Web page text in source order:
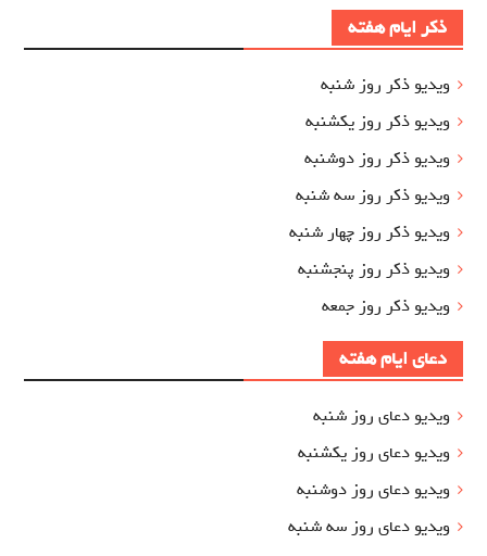
ذکر ایام هفته
ویدیو ذکر روز شنبه
ویدیو ذکر روز یکشنبه
ویدیو ذکر روز دوشنبه
ویدیو ذکر روز سه شنبه
ویدیو ذکر روز چهار شنبه
ویدیو ذکر روز پنجشنبه
ویدیو ذکر روز جمعه
دعای ایام هفته
ویدیو دعای روز شنبه
ویدیو دعای روز یکشنبه
ویدیو دعای روز دوشنبه
ویدیو دعای روز سه شنبه